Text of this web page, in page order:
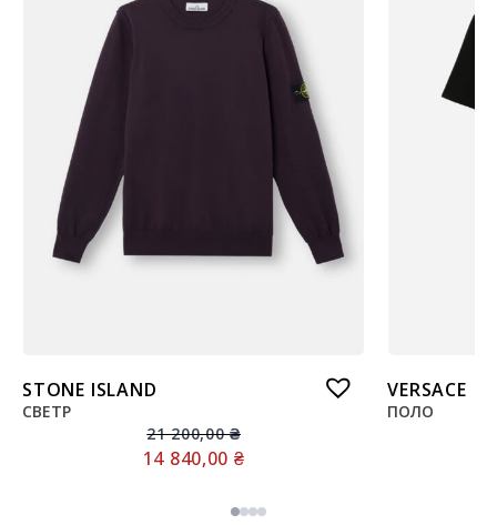
STONE ISLAND
СВЕТР
21 200,00₴
14 840,00 ₴
VERSACE
ПОЛО